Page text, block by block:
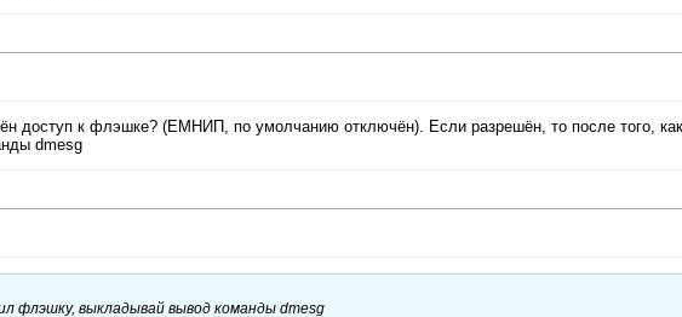
доступ к флэшке? (ЕМНИП, по умолчанию отключён). Если разрешён, то после того, как
dmesg
флэшку, выкладывай вывод команды dmesg